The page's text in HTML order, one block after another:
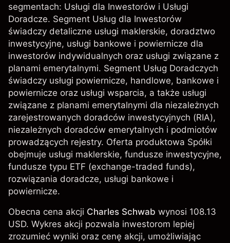
segmentach: Usługi dla Inwestorów i Usługi
Doradcze. Segment Usług dla Inwestorów
świadczy detaliczne usługi maklerskie, doradztwo
inwestycyjne, usługi bankowe i powiernicze dla
inwestorów indywidualnych oraz usługi związane z
planami emerytalnymi. Segment Usług Doradczych
świadczy usługi powiernicze, handlowe, bankowe i
powiernicze oraz usługi wsparcia, a także usługi
związane z planami emerytalnymi dla niezależnych
zarejestrowanych doradców inwestycyjnych (RIA),
niezależnych doradców emerytalnych i podmiotów
prowadzących rejestry. Oferta produktowa Spółki
obejmuje usługi maklerskie, fundusze inwestycyjne,
fundusze typu ETF (exchange-traded funds),
rozwiązania doradcze, usługi bankowe i
powiernicze.
Obecna cena akcji Charles Schwab wynosi 108.13
USD. Wykres akcji pozwala inwestorom lepiej
zrozumieć wyniki oraz cenę akcji, umożliwiając